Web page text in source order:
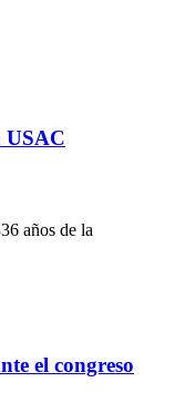
USAC
años de la
el congreso